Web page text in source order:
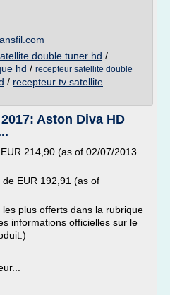
double tuner hd /
hd / recepteur satellite double
/ recepteur tv satellite
Aston Diva HD
214,90 (as of 02/07/2013
EUR 192,91 (as of
plus offerts dans la rubrique
informations officielles sur le